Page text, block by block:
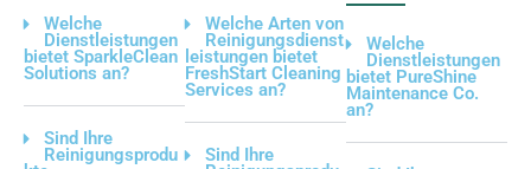
Welche
Dienstleistungen
bietet SparkleClean
Solutions an?
Sind Ihre
Reinigungsprodu
Welche Arten von
Reinigungsdienst
leistungen bietet
FreshStart Cleaning
Services an?
Sind Ihre
Welche
Dienstleistungen
bietet PureShine
Maintenance Co.
an?